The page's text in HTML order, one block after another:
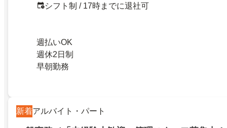
シフト制 / 17時までに退社可
週払いOK
週休2日制
早朝勤務
新着アルバイト・パート